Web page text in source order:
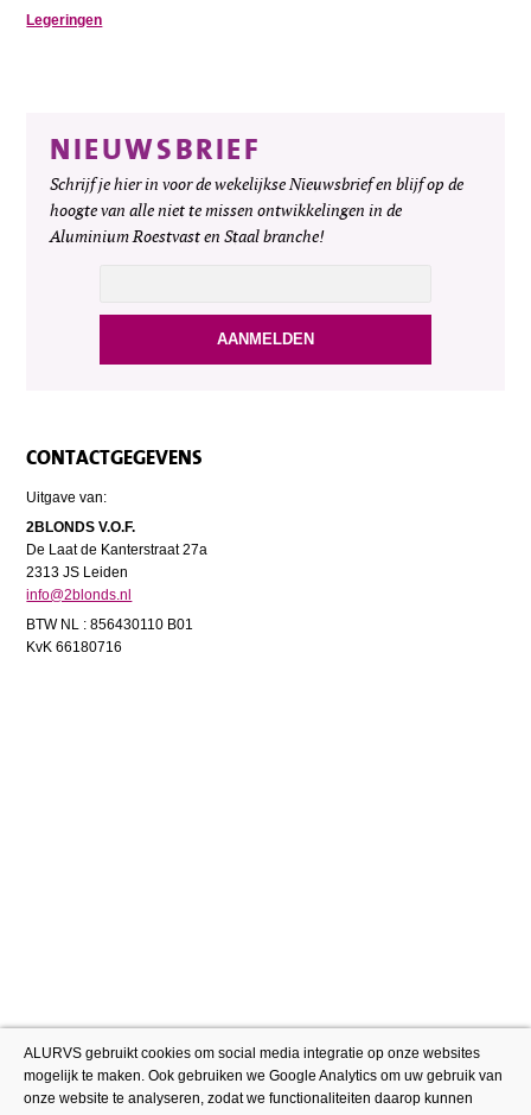
Legeringen
NIEUWSBRIEF
Schrijf je hier in voor de wekelijkse Nieuwsbrief en blijf op de
hoogte van alle niet te missen ontwikkelingen in de
Aluminium Roestvast en Staal branche!
CONTACTGEGEVENS
Uitgave van:
2BLONDS V.O.F.
De Laat de Kanterstraat 27a
2313 JS Leiden
info@2blonds.nl
BTW NL : 856430110 B01
KvK 66180716
ALURVS gebruikt cookies om social media integratie op onze websites
mogelijk te maken. Ook gebruiken we Google Analytics om uw gebruik van
onze website te analyseren, zodat we functionaliteiten daarop kunnen